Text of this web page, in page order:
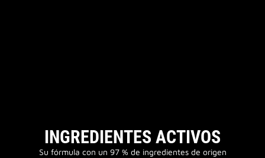
INGREDIENTES ACTIVOS
Su fórmula con un 97 % de ingredientes de origen